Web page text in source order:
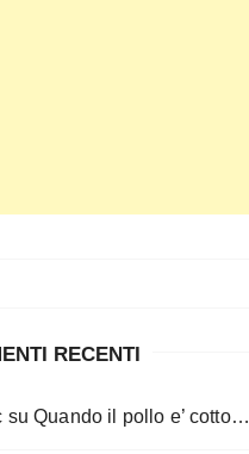
RECENTI
suQuando il pollo e’ cotto…